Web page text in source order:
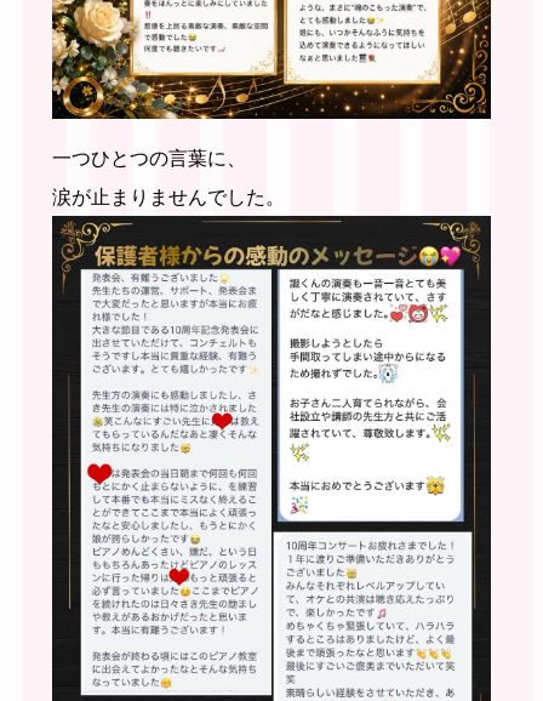
一つひとつの言葉に、
涙が止まりませんでした。